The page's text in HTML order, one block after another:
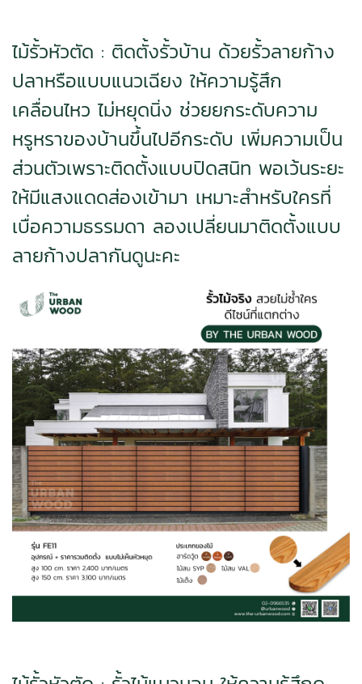
ไม้รั้วหัวตัด : ติดตั้งรั้วบ้าน ด้วยรั้วลายก้าง
ปลาหรือแบบแนวเฉียง ให้ความรู้สึก
เคลื่อนไหว ไม่หยุดนิ่ง ช่วยยกระดับความ
หรูหราของบ้านขึ้นไปอีกระดับ เพิ่มความเป็น
ส่วนตัวเพราะติดตั้งแบบปิดสนิท พอเว้นระยะ
ให้มีแสงแดดส่องเข้ามา เหมาะสำหรับใครที่
เบื่อความธรรมดา ลองเปลี่ยนมาติดตั้งแบบ
ลายก้างปลากันดูนะคะ